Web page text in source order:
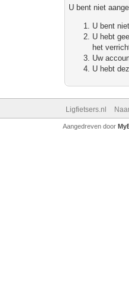
U bent niet
U bent
U hebt
het
Uw
U hebt
Ligfietsers.nl
Aangedreven door